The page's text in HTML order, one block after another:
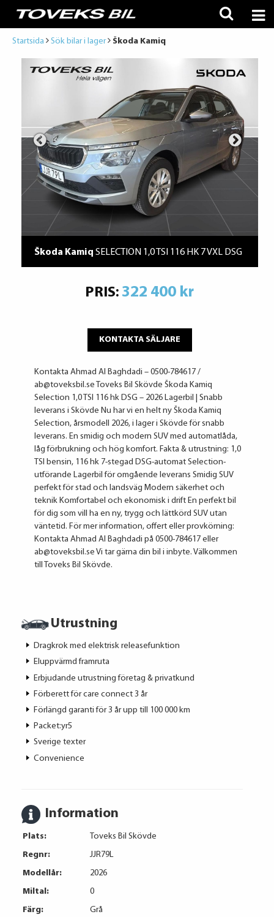
Startsida Sök bilar i lager Škoda Kamiq
Škoda KamiqSELECTION 1,0 TSI 116 HK 7 VXL DSG
PRIS: 322 400 kr
KONTAKTA SÄLJARE
Kontakta Ahmad Al Baghdadi – 0500-784617 /
ab@toveksbil.se Toveks Bil Skövde Škoda Kamiq
Selection 1,0 TSI 116 hk DSG – 2026 Lagerbil | Snabb
leverans i Skövde Nu har vi en helt ny Škoda Kamiq
Selection, årsmodell 2026, i lager i Skövde för snabb
leverans. En smidig och modern SUV med automatlåda,
låg förbrukning och hög komfort. Fakta & utrustning: 1,0
TSI bensin, 116 hk 7-stegad DSG-automat Selection-
utförande Lagerbil för omgående leverans Smidig SUV
perfekt för stad och landsväg Modern säkerhet och
teknik Komfortabel och ekonomisk i drift En perfekt bil
för dig som vill ha en ny, trygg och lättkörd SUV utan
väntetid. För mer information, offert eller provkörning:
Kontakta Ahmad Al Baghdadi på 0500-784617 eller
ab@toveksbil.se Vi tar gärna din bil i inbyte. Välkommen
till Toveks Bil Skövde.
Utrustning
Dragkrok med elektrisk releasefunktion
Eluppvärmd framruta
Erbjudande utrustning företag & privatkund
Förberett för care connect 3 år
Förlängd garanti för 3 år upp till 100 000 km
Packet:yr5
Sverige texter
Convenience
Information
Plats:
Toveks Bil Skövde
Regnr:
JJR79L
Modellår:
2026
Miltal:
0
Färg:
Grå